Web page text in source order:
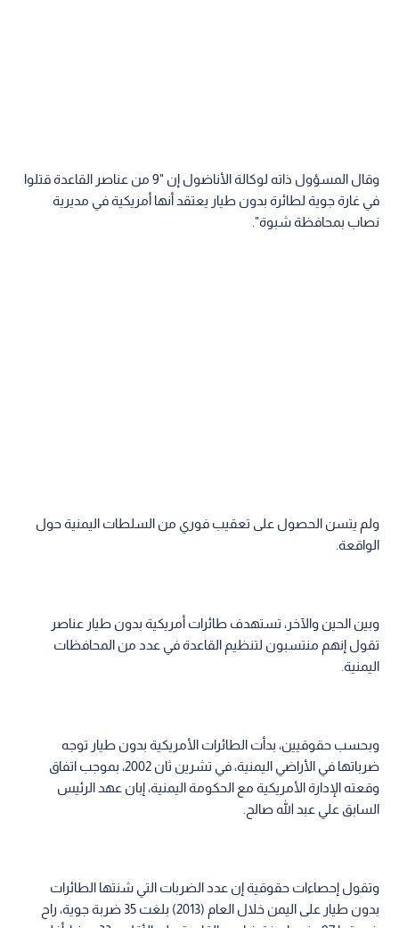
وقال المسؤول ذاته لوكالة الأناضول إن "9 من عناصر القاعدة قتلوا
في غارة جوية لطائرة بدون طيار يعتقد أنها أمريكية في مديرية
نصاب بمحافظة شبوة".
ولم يتسن الحصول على تعقيب فوري من السلطات اليمنية حول
الواقعة.
وبين الحين والآخر، تستهدف طائرات أمريكية بدون طيار عناصر
تقول إنهم منتسبون لتنظيم القاعدة في عدد من المحافظات
اليمنية.
وبحسب حقوقيين، بدأت الطائرات الأمريكية بدون طيار توجه
ضرباتها في الأراضي اليمنية، في تشرين ثان 2002، بموجب اتفاق
وقعته الإدارة الأمريكية مع الحكومة اليمنية، إبان عهد الرئيس
السابق علي عبد الله صالح.
وتقول إحصاءات حقوقية إن عدد الضربات التي شنتها الطائرات
بدون طيار على اليمن خلال العام (2013) بلغت 35 ضربة جوية، راح